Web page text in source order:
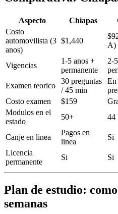
Aspecto Chiapas
Costo
automovilista (3
anos)
$1,440
A)
Vigencias
1-5 anos +
permanente
2-
Examen teorico
30 preguntas
/ 45 min
En
Costo examen
$159
Modulos en el
estado
50+ 44
Canje en linea
Pagos en
linea
Si
Licencia
permanente
Si Si
Plan de estudio:
semanas